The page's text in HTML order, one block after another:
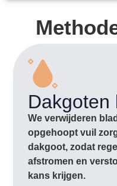
Dakgoten
We verwijderen
opgehoopt vuil
dakgoot, zodat
afstromen en
kans krijgen.